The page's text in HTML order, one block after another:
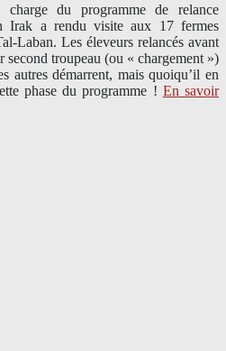
charge du programme de relance
Irak a rendu visite aux 17 fermes
Laban. Les éleveurs relancés avant
second troupeau (ou « chargement »)
autres démarrent, mais quoiqu’il en
phase du programme ! En savoir